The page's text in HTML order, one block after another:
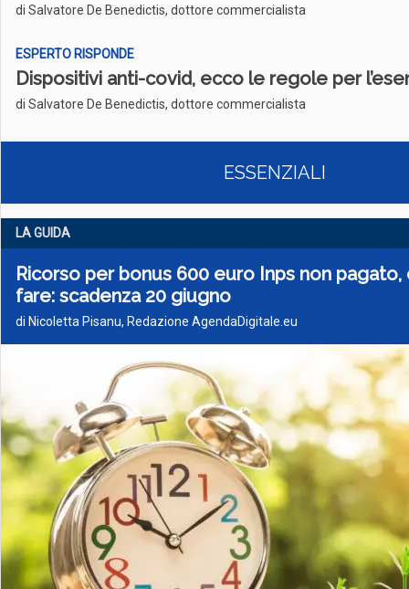
di Salvatore De Benedictis, dottore commercialista
ESPERTO RISPONDE
Dispositivi anti-covid, ecco le regole per
di Salvatore De Benedictis, dottore commercialista
ESSENZIALI
LA GUIDA
Ricorso per bonus 600 euro Inps non
fare: scadenza 20 giugno
di Nicoletta Pisanu, Redazione AgendaDigitale.eu